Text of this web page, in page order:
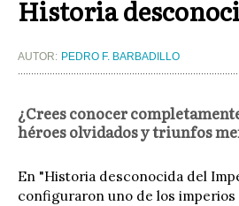
Historia
AUTOR: PEDRO F. BARBADILLO
¿Crees conocer
héroes olvidados y triunfos
En "Historia desconocida del
configuraron uno de los imperios